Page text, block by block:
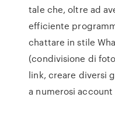
tale che, oltre ad
efficiente
chattare in stile
(condivisione di
link, creare diversi
a numerosi account